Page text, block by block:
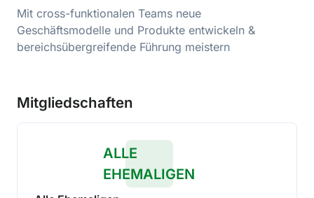
Mit cross-funktionalen Teams neue
Geschäftsmodelle und Produkte entwickeln &
bereichsübergreifende Führung meistern
Mitgliedschaften
ALLE
EHEMALIGEN